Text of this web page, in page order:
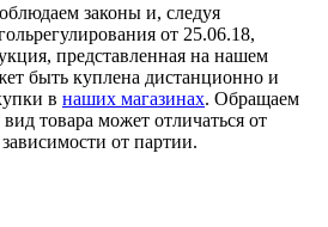
законы и, следуя
от 25.06.18,
представленная на нашем
быть куплена дистанционно и
в наших магазинах. Обращаем
товара может отличаться от
от партии.